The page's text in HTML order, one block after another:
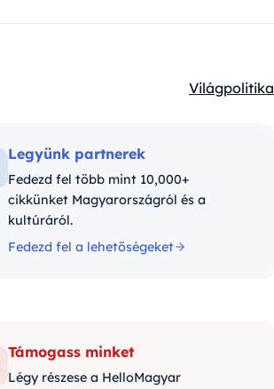
Kategóriák:
Világpolitika
Legyünk partnerek
Fedezd fel több mint 10,000+
cikkünket Magyarországról és a
kultúráról.
Fedezd fel a lehetőségeket
Támogass minket
Légy részese a HelloMagyar